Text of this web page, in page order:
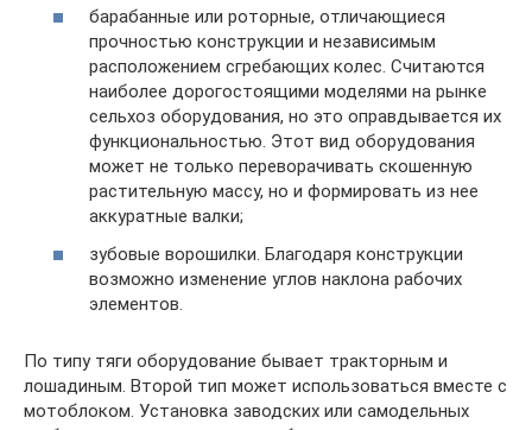
барабанные или роторные, отличающиеся
прочностью конструкции и независимым
расположением сгребающих колес. Считаются
наиболее дорогостоящими моделями на рынке
сельхоз оборудования, но это оправдывается их
функциональностью. Этот вид оборудования
может не только переворачивать скошенную
растительную массу, но и формировать из нее
аккуратные валки;
зубовые ворошилки. Благодаря конструкции
возможно изменение углов наклона рабочих
элементов.
По типу тяги оборудование бывает тракторным и
лошадиным. Второй тип может использоваться вместе с
мотоблоком. Установка заводских или самодельных